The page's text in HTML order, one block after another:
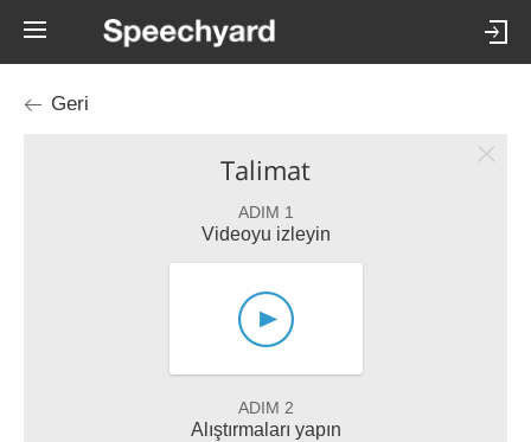
Geri
Talimat
ADIM 1
Videoyu izleyin
ADIM 2
Alıştırmaları yapın